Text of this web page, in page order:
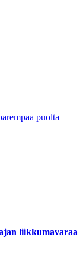
puolta
liikkumavaraa